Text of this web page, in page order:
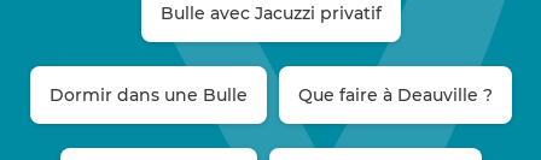
Bulle avec Jacuzzi privatif
Dormir dans une Bulle Que faire à Deauville ?